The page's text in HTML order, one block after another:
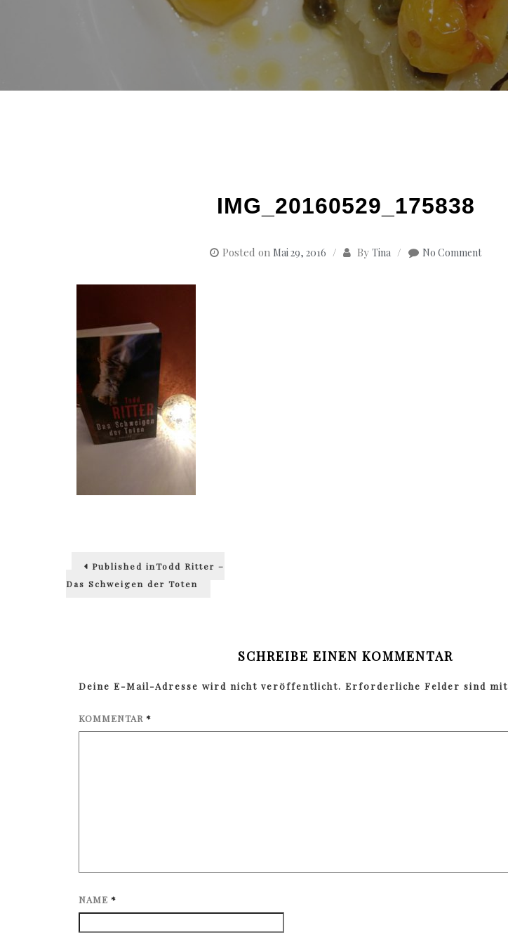
IMG_20160529_175838
Posted on Mai 29, 2016 By Tina No Comment
Beitragsnavigation
Published inTodd Ritter –
Das Schweigen der Toten
SCHREIBE EINEN KOMMENTAR
Deine E-Mail-Adresse wird nicht veröffentlicht. Erforderliche Felder sind mit
KOMMENTAR *
NAME *